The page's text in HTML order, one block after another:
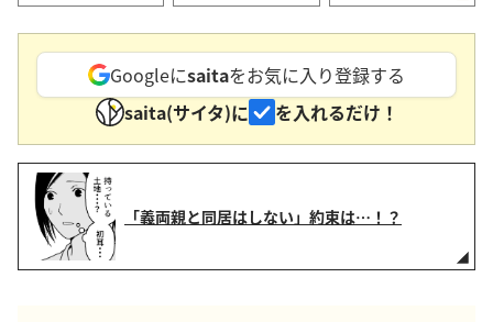
Googleにsaitaをお気に入り登録する
saita(サイタ)に
を入れるだけ！
「義両親と同居はしない」約束は…！？